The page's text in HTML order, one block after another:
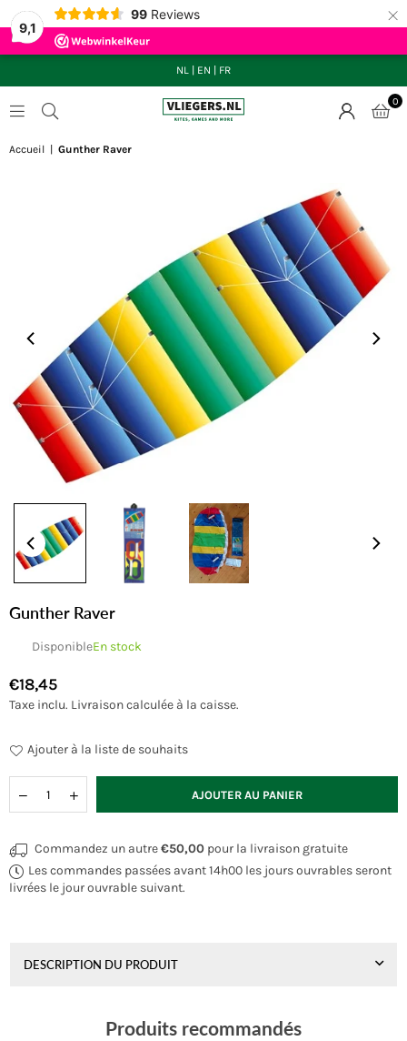
9,1
99 Reviews ×
NL EN FR
0
Accueil Gunther Raver
Gunther Raver
DisponibleEn stock
Prix
régulier
€18,45
Taxe inclu. Livraisoncalculée à la caisse.
Ajouter à la liste de souhaits
AJOUTER AU PANIER
Commandez un autre€50,00 pour la livraison gratuite
Les commandes passées avant 14h00 les jours ouvrables seront
livrées le jour ouvrable suivant.
DESCRIPTION DU PRODUIT
Produits recommandés